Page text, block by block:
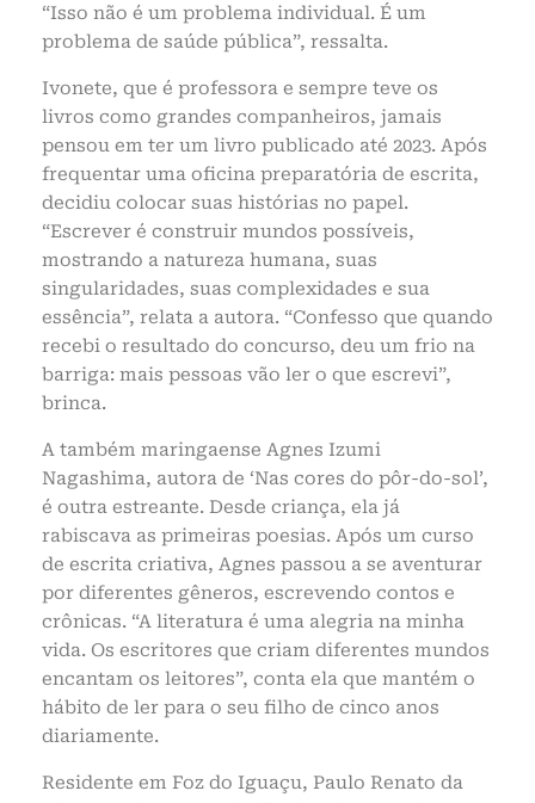
“Isso não é um problema individual. É um
problema de saúde pública”, ressalta.
Ivonete, que é professora e sempre teve os
livros como grandes companheiros, jamais
pensou em ter um livro publicado até 2023. Após
frequentar uma oficina preparatória de escrita,
decidiu colocar suas histórias no papel.
“Escrever é construir mundos possíveis,
mostrando a natureza humana, suas
singularidades, suas complexidades e sua
essência”, relata a autora. “Confesso que quando
recebi o resultado do concurso, deu um frio na
barriga: mais pessoas vão ler o que escrevi”,
brinca.
A também maringaense Agnes Izumi
Nagashima, autora de ‘Nas cores do pôr-do-sol’,
é outra estreante. Desde criança, ela já
rabiscava as primeiras poesias. Após um curso
de escrita criativa, Agnes passou a se aventurar
por diferentes gêneros, escrevendo contos e
crônicas. “A literatura é uma alegria na minha
vida. Os escritores que criam diferentes mundos
encantam os leitores”, conta ela que mantém o
hábito de ler para o seu filho de cinco anos
diariamente.
Residente em Foz do Iguaçu, Paulo Renato da